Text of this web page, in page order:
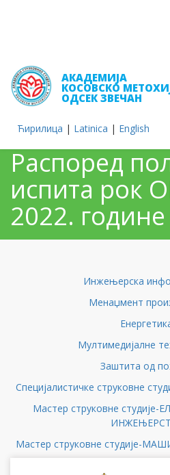
АКАДЕМИЈА
КОСОВСКО
ОДСЕК ЗВЕЧАН
Ћирилица | Latinica | English
Распоред
испита рок
2022. године
Инжењерска
Менаџмент
Мултимедијалне
Заштита од
Специјалистичке струковне
Мастер струковне
Мастер струковне студије-